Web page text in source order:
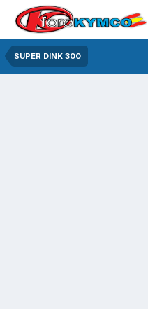
SUPER DINK 300